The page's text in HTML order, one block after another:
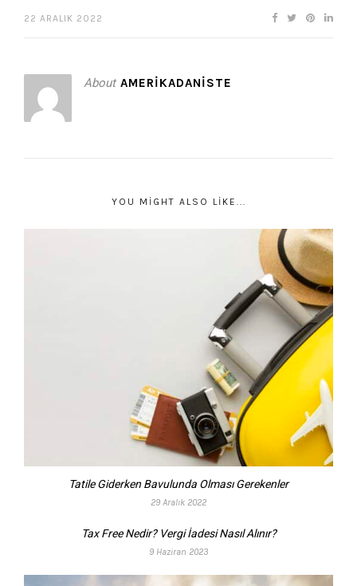
22 ARALIK 2022
About AMERIKADANISTE
YOU MIGHT ALSO LIKE...
Tatile Giderken Bavulunda Olması Gerekenler
29 Aralık 2022
Tax Free Nedir? Vergi İadesi Nasıl Alınır?
9 Haziran 2023